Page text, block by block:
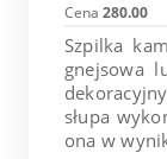
Cena 280.00
Szpilka
gnejsowa
słupa
ona w